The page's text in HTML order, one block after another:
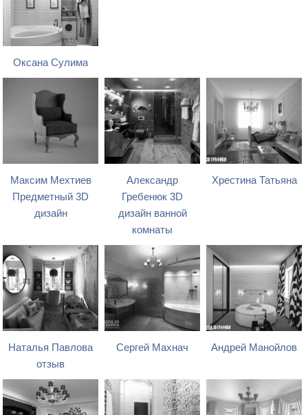
Оксана Сулима
Максим Мехтиев
Предметный 3D
дизайн
Александр
Гребенюк 3D
дизайн ванной
комнаты
Хрестина Татьяна
Наталья Павлова
отзыв
Сергей Махнач Андрей Манойлов